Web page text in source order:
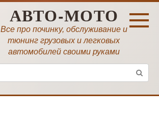
АВТО-МОТО
Все про починку, обслуживание и
тюнинг грузовых и легковых
автомобилей своими руками